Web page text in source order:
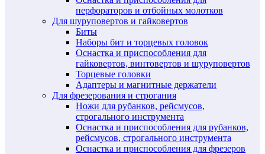
перфораторов и отбойных молотков
Для шуруповертов и гайковертов
Биты
Наборы бит и торцевых головок
Оснастка и приспособления для
гайковертов, винтовертов и шуруповертов
Торцевые головки
Адаптеры и магнитные держатели
Для фрезерования и строгания
Ножи для рубанков, рейсмусов,
строгального инструмента
Оснастка и приспособления для рубанков,
рейсмусов, строгального инструмента
Оснастка и приспособления для фрезеров